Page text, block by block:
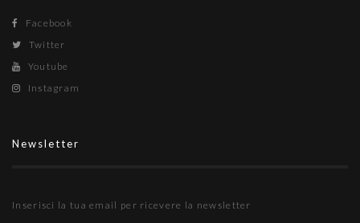
Facebook
Twitter
Youtube
Instagram
Newsletter
Inserisci la tua email per ricevere la newsletter